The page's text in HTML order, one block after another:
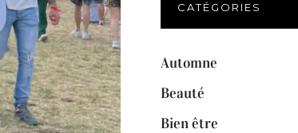
CATÉGORIES
Automne
Beauté
Bien être